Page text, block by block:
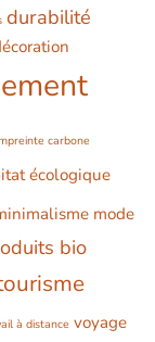
durabilité
carbone
écologique
mode
bio
à distance voyage